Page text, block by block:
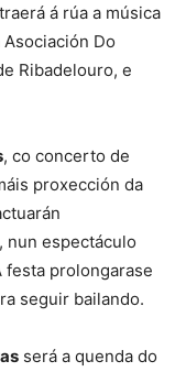
á rúa a música
Do
Ribadelouro, e
, co concerto de
proxección da
nun espectáculo
festa prolongarase
seguir bailando.
será a quenda do